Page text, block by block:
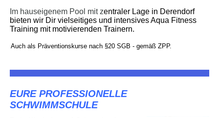
Im hauseigenem Pool mit zentraler Lage in Derendorf
bieten wir Dir vielseitiges und intensives Aqua Fitness
Training mit motivierenden Trainern.
Auch als Präventionskurse nach §20 SGB - gemäß ZPP.
EURE PROFESSIONELLE
SCHWIMMSCHULE